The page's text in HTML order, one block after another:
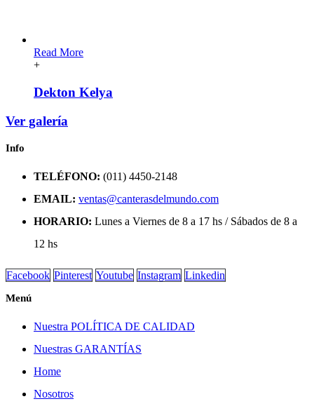
Read More
+
Dekton Kelya
Ver galería
Info
TELÉFONO: (011) 4450-2148
EMAIL: ventas@canterasdelmundo.com
HORARIO: Lunes a Viernes de 8 a 17 hs / Sábados de 8 a
12 hs
Facebook Pinterest Youtube Instagram Linkedin
Menú
Nuestra POLÍTICA DE CALIDAD
Nuestras GARANTÍAS
Home
Nosotros